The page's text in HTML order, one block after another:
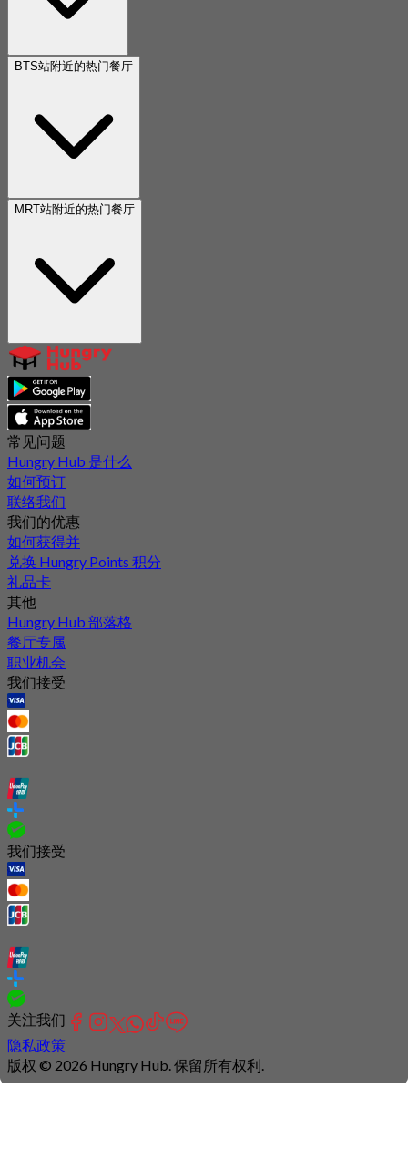
BTS站附近的热门餐厅
MRT站附近的热门餐厅
常见问题
Hungry Hub 是什么
如何预订
联络我们
我们的优惠
如何获得并
兑换 Hungry Points 积分
礼品卡
其他
Hungry Hub 部落格
餐厅专属
职业机会
我们接受
我们接受
关注我们
隐私政策
版权 © 2026 Hungry Hub. 保留所有权利.
Connection